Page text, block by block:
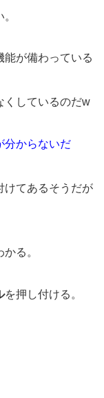
能が備わっている
くしているのだw
分からないだ
けてあるそうだが
る。
を押し付ける。